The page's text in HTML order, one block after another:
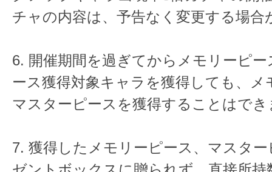
チャの内容は、予告なく変更する場合
6. 開催期間を過ぎてからメモリーピ
ース獲得対象キャラを獲得しても、メ
マスターピースを獲得することはで
7. 獲得したメモリーピース、マスタ